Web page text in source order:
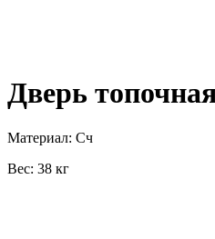
Дверь
Материал: Сч
Вес: 38 кг